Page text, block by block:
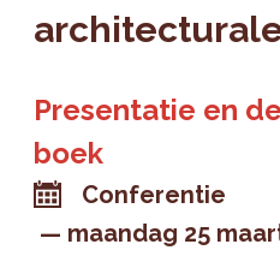
Presentatie en
boek
Conferentie
maandag 25